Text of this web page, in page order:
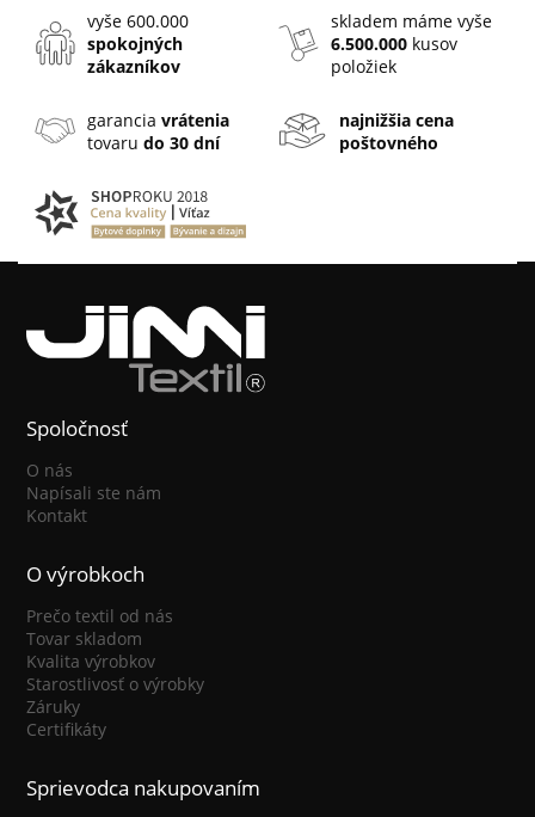
vyše 600.000
spokojných
zákazníkov
skladem máme vyše
6.500.000 kusov
položiek
garanciavrátenia
tovarudo 30 dní
najnižšia cena
poštovného
Spoločnosť
O nás
Napísali ste nám
Kontakt
O výrobkoch
Prečo textil od nás
Tovar skladom
Kvalita výrobkov
Starostlivosť o výrobky
Záruky
Certifikáty
Sprievodca nakupovaním